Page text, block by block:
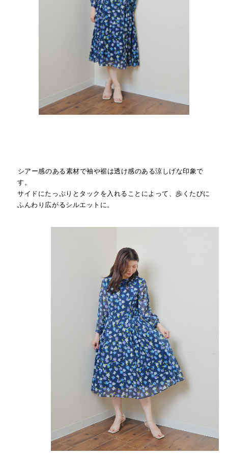
シアー感のある素材で袖や裾は透け感のある涼しげな印象で
す。
サイドにたっぷりとタックを入れることによって、歩くたびに
ふんわり広がるシルエットに。